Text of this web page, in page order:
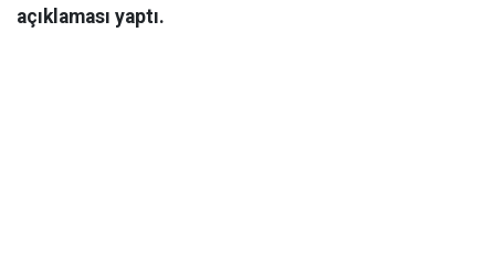
açıklaması yaptı.